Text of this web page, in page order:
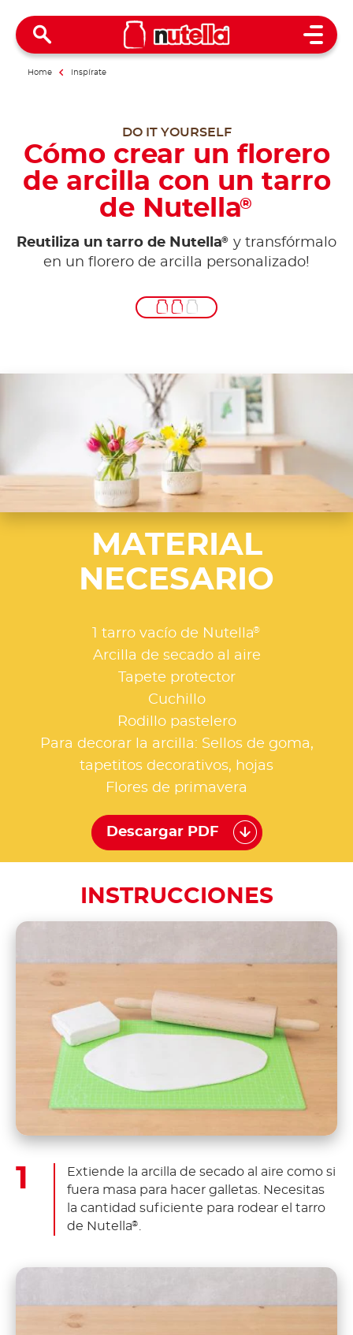
Open
Home Inspírate
DO IT YOURSELF
Cómo crear un florero
de arcilla con un tarro
de Nutella®
Reutiliza un tarro de Nutella® y transfórmalo
en un florero de arcilla personalizado!
MATERIAL
NECESARIO
1 tarro vacío de Nutella®
Arcilla de secado al aire
Tapete protector
Cuchillo
Rodillo pastelero
Para decorar la arcilla: Sellos de goma,
tapetitos decorativos, hojas
Flores de primavera
Descargar PDF
INSTRUCCIONES
Extiende la arcilla de secado al aire como si
fuera masa para hacer galletas. Necesitas
la cantidad suficiente para rodear el tarro
de Nutella®